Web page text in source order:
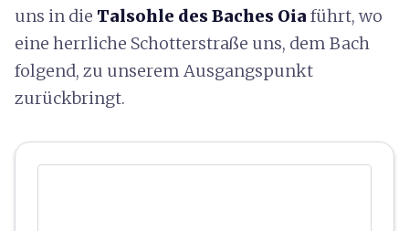
uns in die Talsohle des Baches Oia führt, wo
eine herrliche Schotterstraße uns, dem Bach
folgend, zu unserem Ausgangspunkt
zurückbringt.